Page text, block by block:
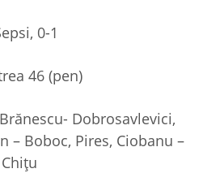
0-1
46 (pen)
Brănescu- Dobrosavlevici,
– Boboc, Pires, Ciobanu –